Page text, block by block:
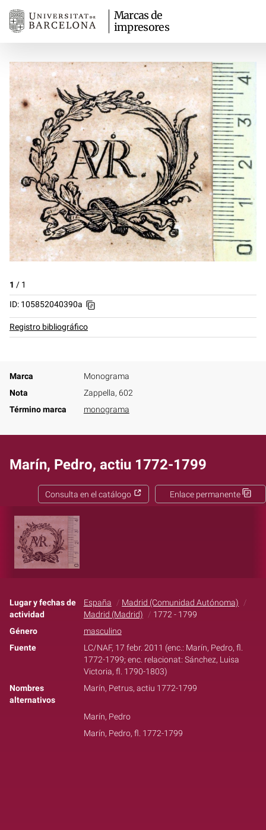
Marcas de
impresores
1 / 1
ID: 105852040390a
Registro bibliográfico
Marca
Monograma
Nota
Zappella, 602
Término marca
monograma
Marín, Pedro, actiu 1772-1799
Enlace permanente
Consulta en el catálogo
Lugar y fechas de
actividad
España
Madrid (Comunidad Autónoma)
Madrid (Madrid)
1772 - 1799
Género
masculino
Fuente
LC/NAF, 17 febr. 2011 (enc.: Marín, Pedro, fl.
1772-1799; enc. relacionat: Sánchez, Luisa
Victoria, fl. 1790-1803)
Nombres
alternativos
Marín, Petrus, actiu 1772-1799
Marín, Pedro
Marín, Pedro, fl. 1772-1799